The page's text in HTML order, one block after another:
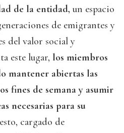
de la entidad, un espacio
de emigrantes y
del valor social y
este lugar, los miembros
mantener abiertas las
fines de semana y asumir
necesarias para su
cargado de